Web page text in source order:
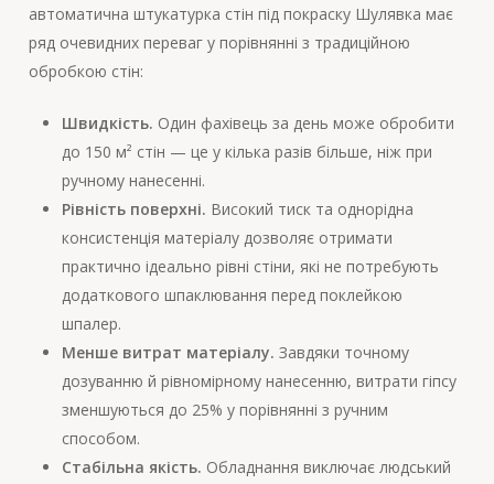
автоматична штукатурка стін під покраску Шулявка має
ряд очевидних переваг у порівнянні з традиційною
обробкою стін:
Швидкість. Один фахівець за день може обробити
до 150 м² стін — це у кілька разів більше, ніж при
ручному нанесенні.
Рівність поверхні. Високий тиск та однорідна
консистенція матеріалу дозволяє отримати
практично ідеально рівні стіни, які не потребують
додаткового шпаклювання перед поклейкою
шпалер.
Менше витрат матеріалу. Завдяки точному
дозуванню й рівномірному нанесенню, витрати гіпсу
зменшуються до 25% у порівнянні з ручним
способом.
Стабільна якість. Обладнання виключає людський